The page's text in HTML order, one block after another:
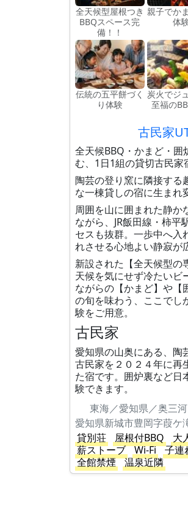
全天候型屋根つき
BBQスペース完
備！！
親子でか
体
伝統の五平餅づく
り体験
炭火でジ
至福の
古民家
全天候BBQ・かまど・囲
む、1日1組の貸切古民家
陶芸の登り窯に隣接する
な一棟貸しの宿に生まれ
周囲を山に囲まれた静か
ながら、JR飯田線・柿平
セスも抜群。一歩中へ入
れさせる心地よい静寂が
新設された【全天候型の
天候を気にせず冷たいビ
ながらの【かまど】や【
の旬を味わう、ここでし
験をご用意。
古民家
愛知県の山奥にある、陶
古民家を２０２４年に再
た宿です。囲炉裏など日
験できます。
東海／愛知県／奥三
愛知県新城市豊岡字葭ケ
貸別荘
屋根付BBQ 大
薪ストーブ
Wi-Fi
子連
全館禁煙
温泉近隣